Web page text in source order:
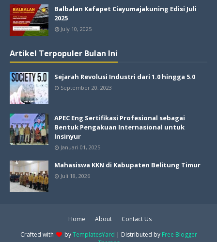
Balbalan Kafapet Ciayumajakuning Edisi Juli
2025
July 10, 2025
Artikel Terpopuler Bulan Ini
Sejarah Revolusi Industri dari 1.0 hingga 5.0
September 20, 2023
APEC Eng Sertifikasi Profesional sebagai
Bentuk Pengakuan Internasional untuk
Insinyur
Januari 01, 2025
Mahasiswa KKN di Kabupaten Belitung Timur
Juli 18, 2026
Home About
Contact Us
Crafted with
byTemplatesYard | Distributed by Free Blogger